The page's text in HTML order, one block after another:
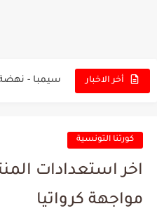
أخر الاخبار
كورتنا التونسية
اخر استعدادات
مواجهة كرواتيا